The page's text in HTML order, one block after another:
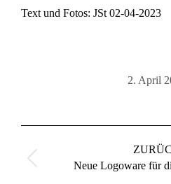
Text und Fotos: JSt 02-04-2023
2. April
Neue Logoware für